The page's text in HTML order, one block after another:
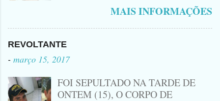
CINQUENTINHA SHINERAY E UM
PRÓXIMO A ENTRADA DE LAGOA
DA CRUZ, A VÍTIMA CONHECIDA
NO LOCAL... ZÉ DO RÁDIO COMO
ERA CONHECIDO TRABALHAVA
MAIS INFORMAÇÕES
REVOLTANTE
- março 15, 2017
FOI SEPULTADO NA TARDE DE
ONTEM (15), O CORPO DE